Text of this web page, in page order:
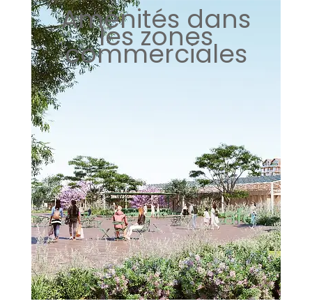
Aménités dans
les zones
commerciales